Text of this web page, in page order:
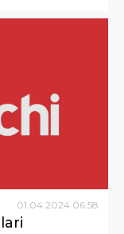
01.04.2024 06:58